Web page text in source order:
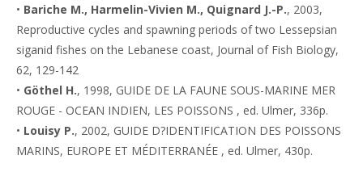
• Bariche M., Harmelin-Vivien M., Quignard J.-P., 2003,
Reproductive cycles and spawning periods of two Lessepsian
siganid fishes on the Lebanese coast, Journal of Fish Biology,
62, 129-142
• Göthel H., 1998, GUIDE DE LA FAUNE SOUS-MARINE MER
ROUGE - OCEAN INDIEN, LES POISSONS , ed. Ulmer, 336p.
• Louisy P., 2002, GUIDE D?IDENTIFICATION DES POISSONS
MARINS, EUROPE ET MÉDITERRANÉE , ed. Ulmer, 430p.